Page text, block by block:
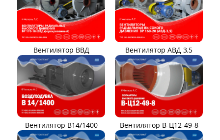
Вентилятор ВВД Вентилятор АВД 3,5
Вентилятор В14/1400 Вентилятор В-Ц12-49-8